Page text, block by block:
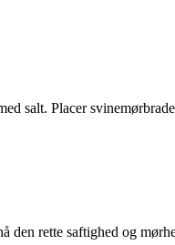
salt. Placer
den rette saftighed og